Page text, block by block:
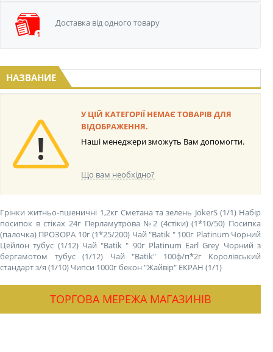
Доставка від одного товару
НАЗВАНИЕ
У ЦІЙ КАТЕГОРІЇ НЕМАЄ ТОВАРІВ ДЛЯ
ВІДОБРАЖЕННЯ.
Наші менеджери зможуть Вам допомогти.
Що вам необхідно?
Грінки житньо-пшеничні 1,2кг Сметана та зелень JokerS (1/1) Набір
посипок в стіках 24г Перламутрова №2 (4стіки) (1*10/50) Посипка
(палочка) ПРОЗОРА 10г (1*25/200) Чай "Batik " 100г Platinum Чорний
Цейлон тубус (1/12) Чай "Batik " 90г Platinum Earl Grey Чорний з
бергамотом тубус (1/12)
Чай "Batik" 100ф/п*2г Королівський
стандарт з/я (1/10) Чипси 1000г бекон "Жайвір" ЕКРАН (1/1)
ТОРГОВА МЕРЕЖА МАГАЗИНІВ